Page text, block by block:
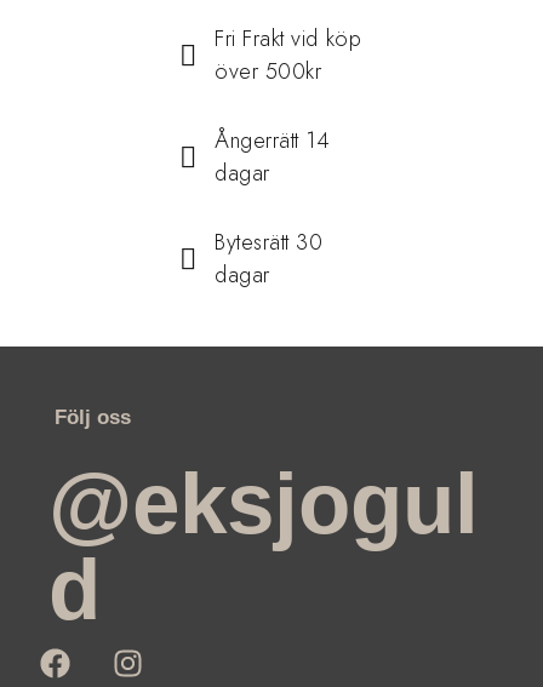
Fri Frakt vid köp
över 500kr
Ångerrätt 14
dagar
Bytesrätt 30
dagar
Följ oss
@eksjogul
d